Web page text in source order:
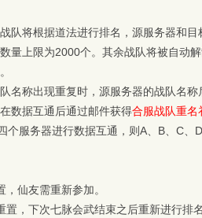
队将根据道法进行排名，源服务器和
量上限为2000个。其余战队将被自动
名称出现重复时，源服务器的战队名称
数据互通后通过邮件获得合服战队重名
个服务器进行数据互通，则A、B、C、
仙友需重新参加。
置，下次七脉会武结束之后重新进行排名